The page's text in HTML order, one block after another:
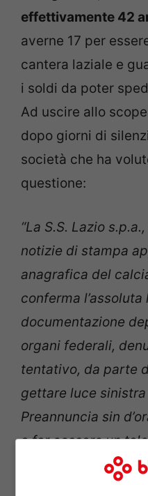
effettivamente 42
averne 17 per
cantera laziale e
i soldi da poter
Ad uscire allo
dopo giorni di
società che ha
questione:
“La S.S. Lazio
notizie di stampa
anagrafica del
conferma
documentazione
organi federali,
tentativo, da parte
gettare luce sinistra
Preannuncia sin
a far cessare un
rispetto dei tifosi e
riserva di agire nei